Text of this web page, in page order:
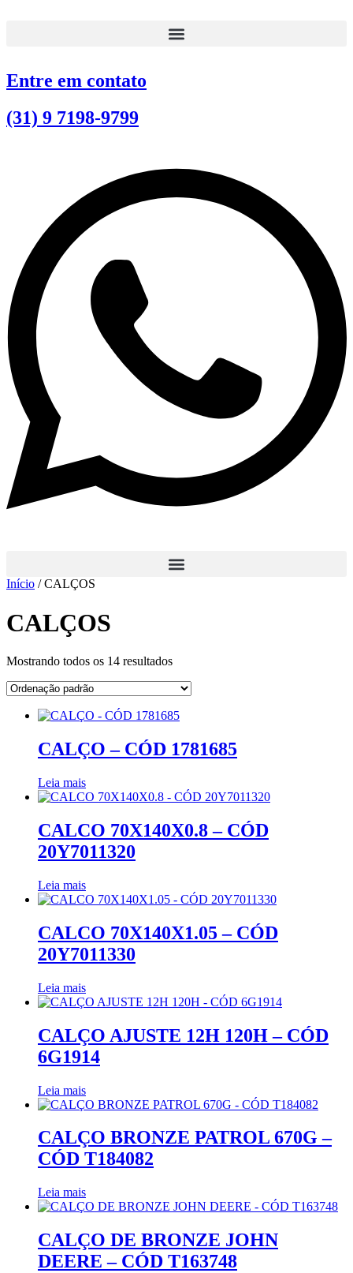
Entre em contato
(31) 9 7198-9799
Início / CALÇOS
CALÇOS
Mostrando todos os 14 resultados
CALÇO – CÓD 1781685
Leia mais
CALCO 70X140X0.8 – CÓD
20Y7011320
Leia mais
CALCO 70X140X1.05 – CÓD
20Y7011330
Leia mais
CALÇO AJUSTE 12H 120H – CÓD
6G1914
Leia mais
CALÇO BRONZE PATROL 670G –
CÓD T184082
Leia mais
CALÇO DE BRONZE JOHN
DEERE – CÓD T163748